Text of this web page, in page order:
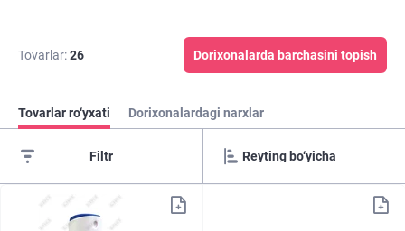
Tovarlar:26 Dorixonalarda barchasini topish
Tovarlar ro‘yxati Dorixonalardagi narxlar
Filtr